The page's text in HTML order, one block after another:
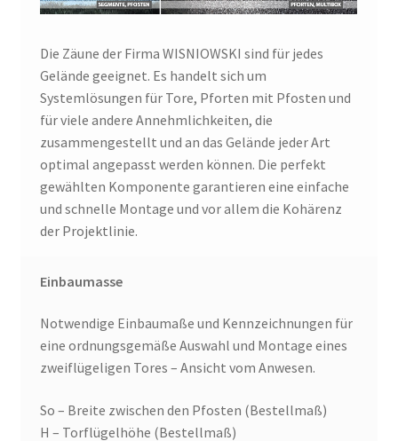
Die Zäune der Firma WISNIOWSKI sind für jedes
Gelände geeignet. Es handelt sich um
Systemlösungen für Tore, Pforten mit Pfosten und
für viele andere Annehmlichkeiten, die
zusammengestellt und an das Gelände jeder Art
optimal angepasst werden können. Die perfekt
gewählten Komponente garantieren eine einfache
und schnelle Montage und vor allem die Kohärenz
der Projektlinie.
Einbaumasse
Notwendige Einbaumaße und Kennzeichnungen für
eine ordnungsgemäße Auswahl und Montage eines
zweiflügeligen Tores – Ansicht vom Anwesen.
So – Breite zwischen den Pfosten (Bestellmaß)
H – Torflügelhöhe (Bestellmaß)